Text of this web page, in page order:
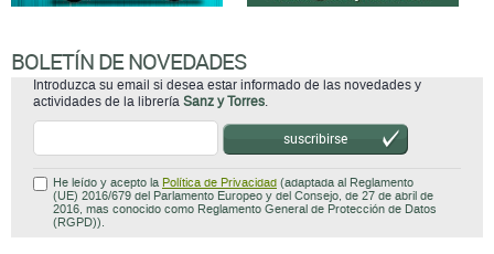
BOLETÍN DE NOVEDADES
Introduzca su email si desea estar informado de las novedades y
actividades de la librería Sanz y Torres.
suscribirse
He leído y acepto la Política de Privacidad (adaptada al Reglamento
(UE) 2016/679 del Parlamento Europeo y del Consejo, de 27 de abril de
2016, mas conocido como Reglamento General de Protección de Datos
(RGPD)).